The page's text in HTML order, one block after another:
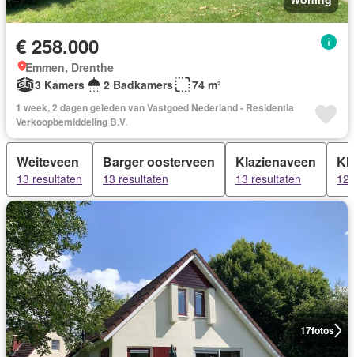
€ 258.000
Emmen, Drenthe
3 Kamers
2 Badkamers 74 m²
1 week, 2 dagen geleden van Vastgoed Nederland - Residentia
Verkoopbemiddeling B.V.
Weiteveen
13 resultaten
Barger oosterveen
13 resultaten
Klazienaveen
13 resultaten 12
17fotos